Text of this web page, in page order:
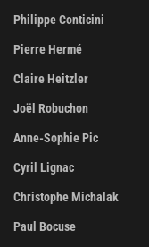
Philippe Conticini
Pierre Hermé
Claire Heitzler
Joël Robuchon
Anne-Sophie Pic
Cyril Lignac
Christophe Michalak
Paul Bocuse